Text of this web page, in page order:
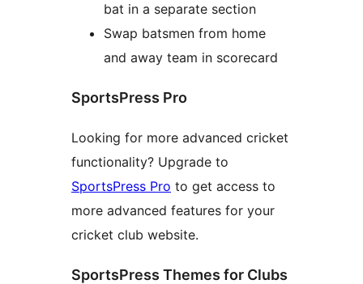
bat in a separate section
Swap batsmen from home
and away team in scorecard
SportsPress Pro
Looking for more advanced cricket
functionality? Upgrade to
SportsPress Pro to get access to
more advanced features for your
cricket club website.
SportsPress Themes for Clubs